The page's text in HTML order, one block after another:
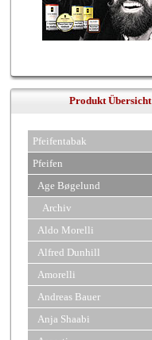
Produkt Übersicht
Pfeifentabak
Pfeifen
Age Bøgelund
Archiv
Aldo Morelli
Alfred Dunhill
Amorelli
Andreas Bauer
Anja Shaabi